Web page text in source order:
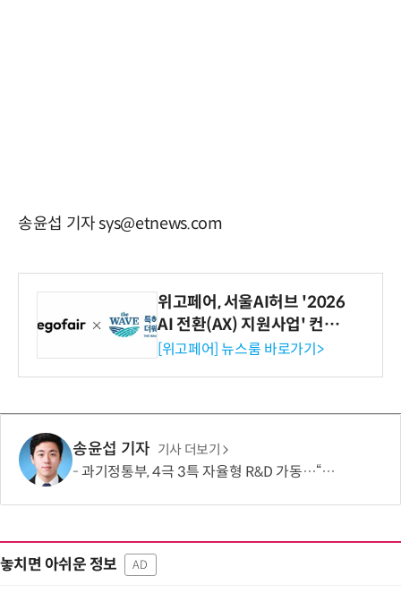
송윤섭 기자 sys@etnews.com
위고페어, 서울AI허브 '2026
AI 전환(AX) 지원사업' 컨소
시엄 선정
[위고페어] 뉴스룸 바로가기>
송윤섭 기자 기사 더보기
과기정통부, 4극 3특 자율형 R&D 가동…“지역이 직접 미래 성장동력 찾는다”
놓치면 아쉬운 정보 AD